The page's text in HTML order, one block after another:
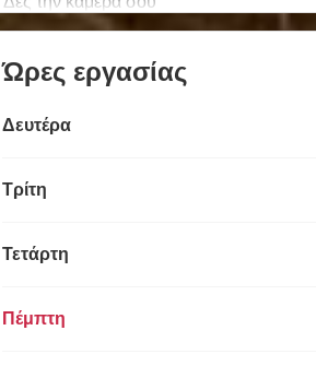
Ώρες εργασίας
Δευτέρα
Τρίτη
Τετάρτη
Πέμπτη